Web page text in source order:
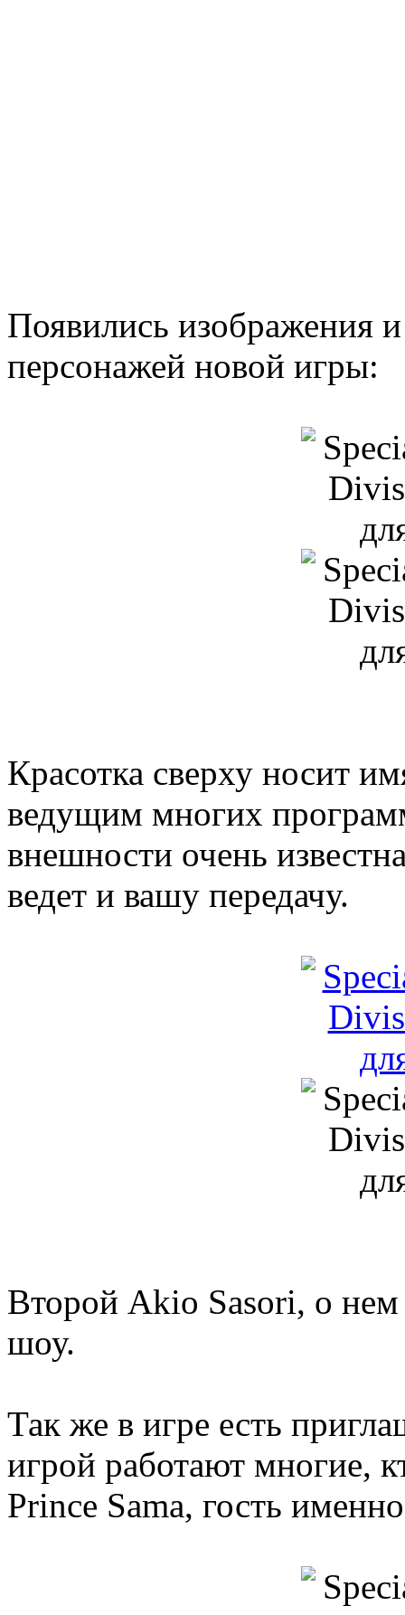
Появились изображения
персонажей новой игры:
Красотка сверху носит
ведущим многих
внешности очень
ведет и вашу передачу.
Второй Akio Sasori, о
шоу.
Так же в игре есть
игрой работают многие,
Prince Sama, гость